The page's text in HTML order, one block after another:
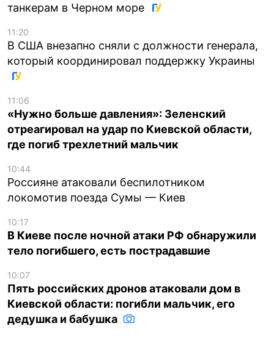
танкерам в Черном море
11:20
В США внезапно сняли с должности генерала,
который координировал поддержку Украины
11:06
«Нужно больше давления»: Зеленский
отреагировал на удар по Киевской области,
где погиб трехлетний мальчик
10:44
Россияне атаковали беспилотником
локомотив поезда Сумы — Киев
10:17
В Киеве после ночной атаки РФ обнаружили
тело погибшего, есть пострадавшие
10:07
Пять российских дронов атаковали дом в
Киевской области: погибли мальчик, его
дедушка и бабушка